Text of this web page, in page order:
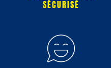
SÉCURISÉ